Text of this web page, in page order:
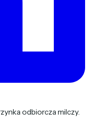
odbiorcza milczy.